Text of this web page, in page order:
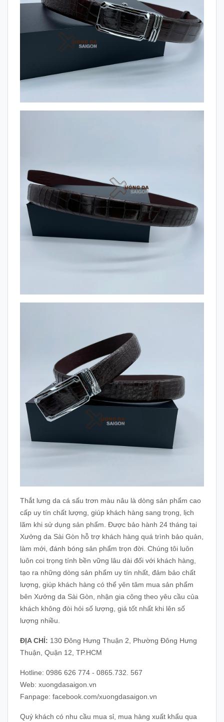
Thắt lưng da cá sấu trơn màu nâu là dòng sản phẩm cao
cấp uy tín chất lượng, giúp khách hàng sang trọng, lịch
lãm khi sử dụng sản phẩm. Được bảo hành 24 tháng tại
Xưởng da Sài Gòn hỗ trợ khách hàng quá trình bảo quản,
làm mới, đánh bóng sản phẩm trọn đời. Chúng tôi luôn
luôn coi trọng tính bền vững lâu dài đối với khách hàng,
tạo ra những dòng sản phẩm uy tín nhất, đảm bảo chất
lượng, giúp khách hàng có thể yên tâm mua sản phẩm
bên Xưởng da Sài Gòn, nhận gia công theo yêu cầu của
khách không đòi hỏi số lượng, giá tốt nhất khi lên số
lượng nhiều.
ĐỊA CHỈ: 130 Đông Hưng Thuận 2, Phường Đông Hưng
Thuận, Quận 12, TP.HCM
Hotline: 0986 626 774 - 0865.732. 567
Web: xuongdasaigon.vn
Fanpage: facebook.com/xuongdasaigon.vn
Quý khách có nhu cầu mua sỉ, mua hàng xuất khẩu qua